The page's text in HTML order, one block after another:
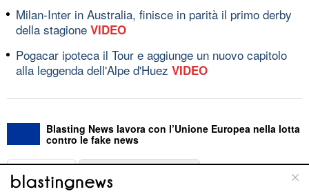
Milan-Inter in Australia, finisce in parità il primo derby
della stagione VIDEO
Pogacar ipoteca il Tour e aggiunge un nuovo capitolo
alla leggenda dell'Alpe d'Huez VIDEO
Blasting News lavora con l’Unione Europea nella lotta
contro le fake news
ABOUT